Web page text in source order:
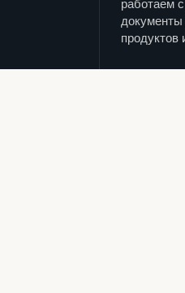
работаем
документы
продуктов